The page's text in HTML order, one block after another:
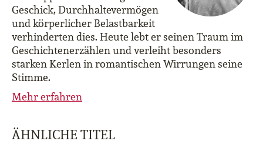
Geschick, Durchhaltevermögen
und körperlicher Belastbarkeit
verhinderten dies. Heute lebt er seinen Traum im
Geschichtenerzählen und verleiht besonders
starken Kerlen in romantischen Wirrungen seine
Stimme.
Mehr erfahren
ÄHNLICHE TITEL